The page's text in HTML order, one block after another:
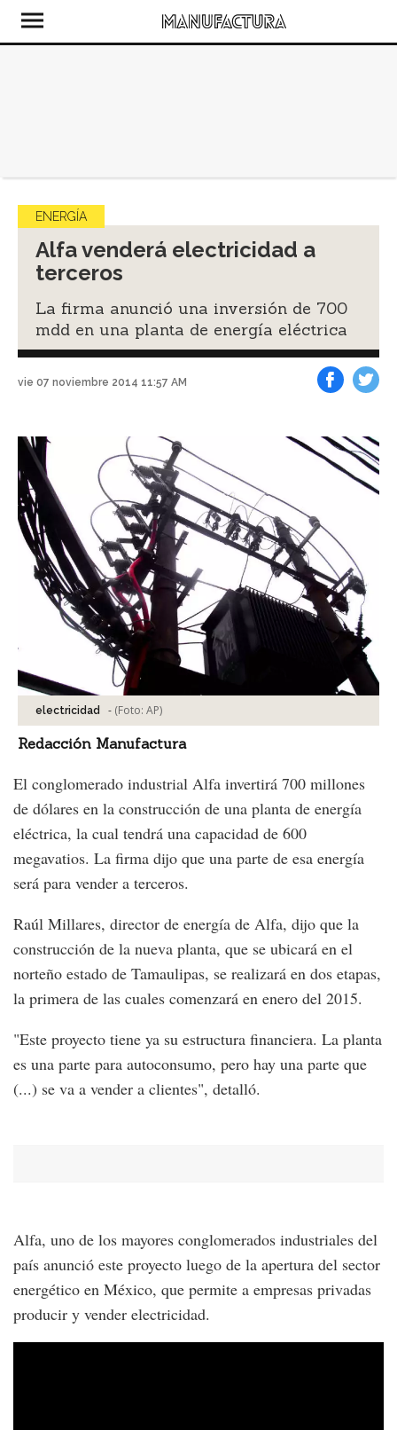
ENERGÍA
Alfa venderá electricidad a
terceros
La firma anunció una inversión de 700
mdd en una planta de energía eléctrica
vie 07 noviembre 2014 11:57 AM
electricidad - (Foto: AP)
Redacción Manufactura
El conglomerado industrial Alfa invertirá 700 millones
de dólares en la construcción de una planta de energía
eléctrica, la cual tendrá una capacidad de 600
megavatios. La firma dijo que una parte de esa energía
será para vender a terceros.
Raúl Millares, director de energía de Alfa, dijo que la
construcción de la nueva planta, que se ubicará en el
norteño estado de Tamaulipas, se realizará en dos etapas,
la primera de las cuales comenzará en enero del 2015.
"Este proyecto tiene ya su estructura financiera. La planta
es una parte para autoconsumo, pero hay una parte que
(...) se va a vender a clientes", detalló.
Alfa, uno de los mayores conglomerados industriales del
país anunció este proyecto luego de la apertura del sector
energético en México, que permite a empresas privadas
producir y vender electricidad.